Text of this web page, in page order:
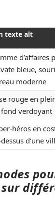
texte alt
d’affaires
bleue,
moderne
rouge en
verdoyant
héros en
d’une